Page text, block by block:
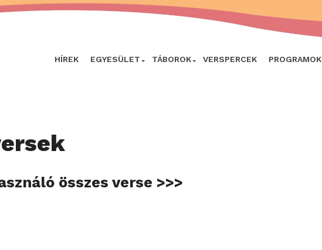
HÍREK EGYESÜLET TÁBOROK VERSPERCEK PROGRAMOK
összes verse >>>